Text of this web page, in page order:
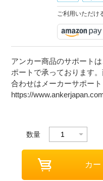
ご利用いただけ
アンカー商品のサポート
ポートで承っております
合わせはメーカーサポート
https://
数量